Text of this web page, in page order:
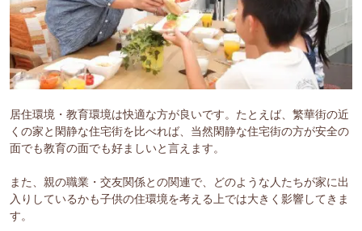
居住環境・教育環境は快適な方が良いです。たとえば、繁華街の近
くの家と閑静な住宅街を比べれば、当然閑静な住宅街の方が安全の
面でも教育の面でも好ましいと言えます。
また、親の職業・交友関係との関連で、どのような人たちが家に出
入りしているかも子供の住環境を考える上では大きく影響してきま
す。